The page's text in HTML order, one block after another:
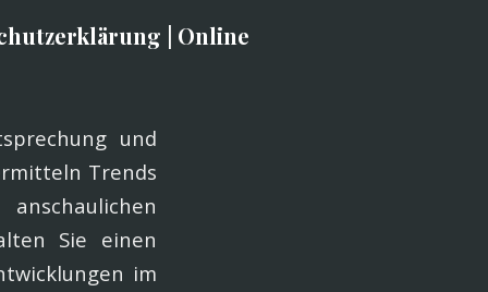
| Online
und
Trends
Sie einen
im